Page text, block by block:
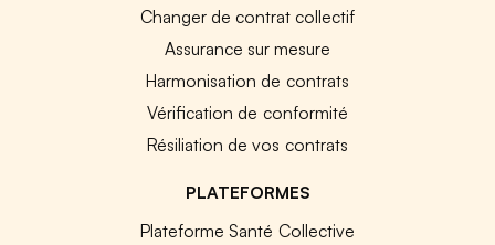
Changer de contrat collectif
Assurance sur mesure
Harmonisation de contrats
Vérification de conformité
Résiliation de vos contrats
PLATEFORMES
Plateforme Santé Collective